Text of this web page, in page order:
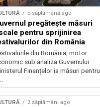
o săptămână ago
pregătește măsuri
pentru sprijinirea
din România
din România, motor
sub analiza Guvernului
Finanțelor ia măsuri pentru
2 săptămâni ago